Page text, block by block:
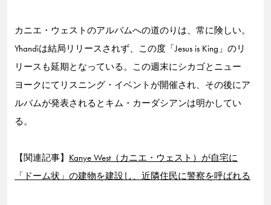
カニエ・ウェストのアルバムへの道のりは、常に険しい。
Yhandiは結局リリースされず、この度「Jesus is King」のリ
リースも延期となっている。この週末にシカゴとニュー
ヨークにてリスニング・イベントが開催され、その後にア
ルバムが発表されるとキム・カーダシアンは明かしてい
る。
【関連記事】 Kanye West（カニエ・ウェスト）が自宅に
「ドーム状」の建物を建設し、近隣住民に警察を呼ばれる